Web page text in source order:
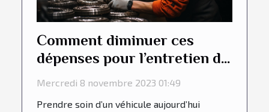
Comment diminuer ces
dépenses pour l’entretien du
véhicule chez les
Mercredi 8 novembre 2023 01:49
Prendre soin d’un véhicule aujourd’hui